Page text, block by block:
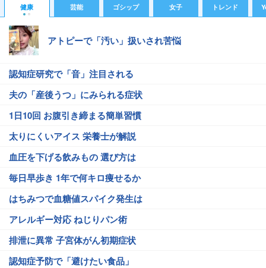
健康 芸能 ゴシップ 女子 トレンド
アトピーで「汚い」扱いされ苦悩
認知症研究で「音」注目される
夫の「産後うつ」にみられる症状
1日10回 お腹引き締まる簡単習慣
太りにくいアイス 栄養士が解説
血圧を下げる飲みもの 選び方は
毎日早歩き 1年で何キロ痩せるか
はちみつで血糖値スパイク発生は
アレルギー対応 ねじりパン術
排泄に異常 子宮体がん初期症状
認知症予防で「避けたい食品」